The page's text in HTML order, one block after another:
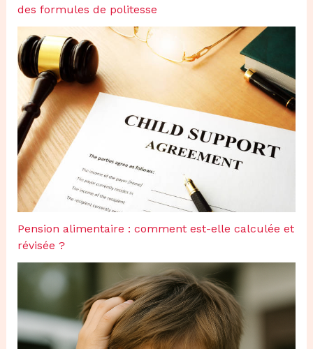
des formules de politesse
Pension alimentaire : comment est-elle calculée et
révisée ?